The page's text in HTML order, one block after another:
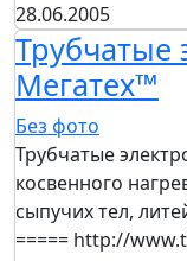
28.06.2005
Трубчатые
Мегатех™
Без фото
Трубчатые
косвенного
сыпучих тел,
===== http://